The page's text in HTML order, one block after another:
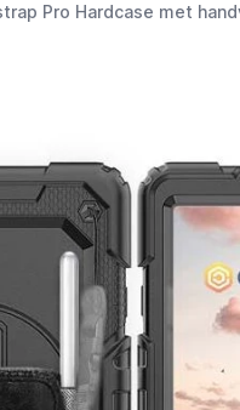
Pro Hardcase met